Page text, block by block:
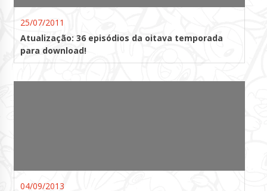
25/07/2011
Atualização: 36 episódios da oitava temporada
para download!
04/09/2013